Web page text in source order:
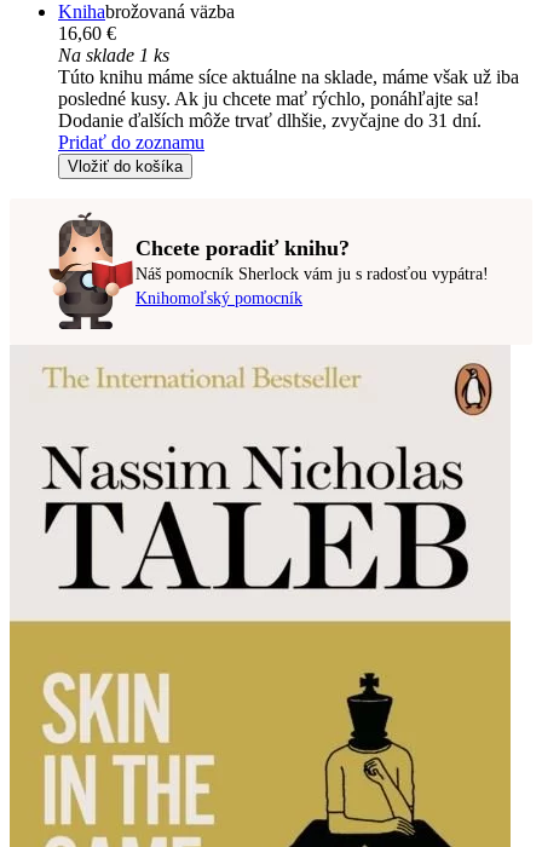
Knihabrožovaná väzba
16,60 €
Na sklade 1 ks
Túto knihu máme síce aktuálne na sklade, máme však už iba
posledné kusy. Ak ju chcete mať rýchlo, ponáhľajte sa!
Dodanie ďalších môže trvať dlhšie, zvyčajne do 31 dní.
Pridať do zoznamu
Vložiť do košíka
Chcete poradiť knihu?
Náš pomocník Sherlock vám ju s radosťou vypátra!
Knihomoľský pomocník